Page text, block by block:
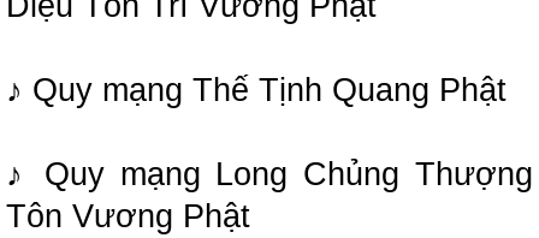
♪ Quy mạng Thế Tịnh Quang Phật
♪ Quy mạng Long Chủng Thượng
Tôn Vương Phật